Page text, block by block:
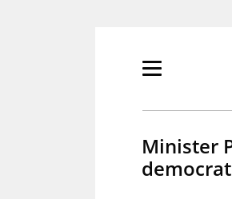
Primair
tonen/
Minister